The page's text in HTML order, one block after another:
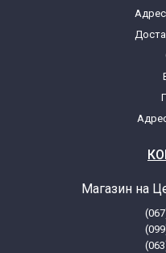
Магазин на